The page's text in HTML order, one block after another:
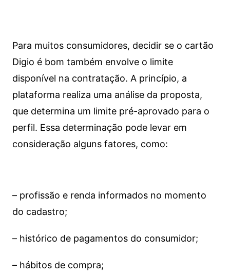
Para muitos consumidores, decidir se o cartão
Digio é bom também envolve o limite
disponível na contratação. A princípio, a
plataforma realiza uma análise da proposta,
que determina um limite pré-aprovado para o
perfil. Essa determinação pode levar em
consideração alguns fatores, como:
– profissão e renda informados no momento
do cadastro;
– histórico de pagamentos do consumidor;
– hábitos de compra;